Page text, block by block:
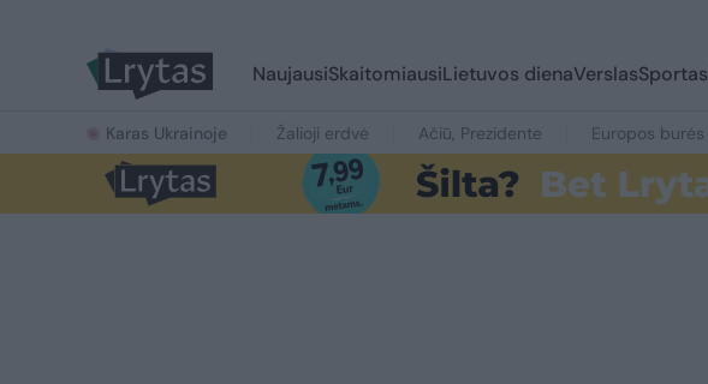
NaujausiSkaitomiausiLietuvos dienaVerslasSportas
Karas Ukrainoje Žalioji erdvė Ačiū, Prezidente Europos